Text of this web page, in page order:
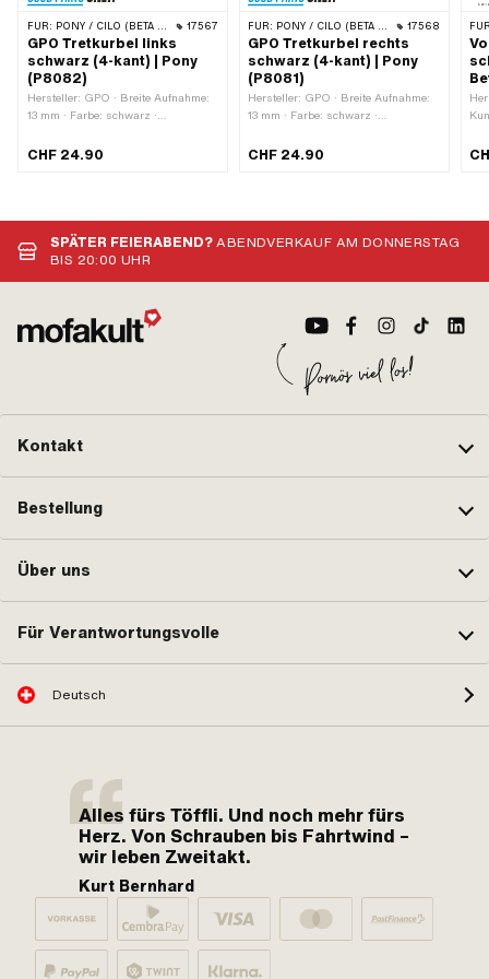
FÜR: PONY / CILO (BETA 521 & 512) 17567
GPO Tretkurbel links
schwarz (4-kant) | Pony
(P8082)
Hersteller: GPO · Breite Aufnahme:
13 mm · Farbe: schwarz ·
Oberfläche: lackiert · Kröpfung
CHF 24.90
FÜR: PONY / CILO (BETA 521 & 512) 17568
GPO Tretkurbel rechts
schwarz (4-kant) | Pony
(P8081)
Hersteller: GPO · Breite Aufnahme:
13 mm · Farbe: schwarz ·
Oberfläche: lackiert · Kröpfung
CHF 24.90
SPÄTER FEIERABEND?ABENDVERKAUF AM DONNERSTAG
BIS 20:00 UHR
Kontakt
Bestellung
Über uns
Für Verantwortungsvolle
Deutsch
Alles fürs Töffli. Und noch mehr fürs
Herz. Von Schrauben bis Fahrtwind –
wir leben Zweitakt.
Kurt Bernhard